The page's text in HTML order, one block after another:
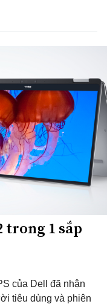
trong 1 sắp
của Dell đã nhận
tiêu dùng và phiên